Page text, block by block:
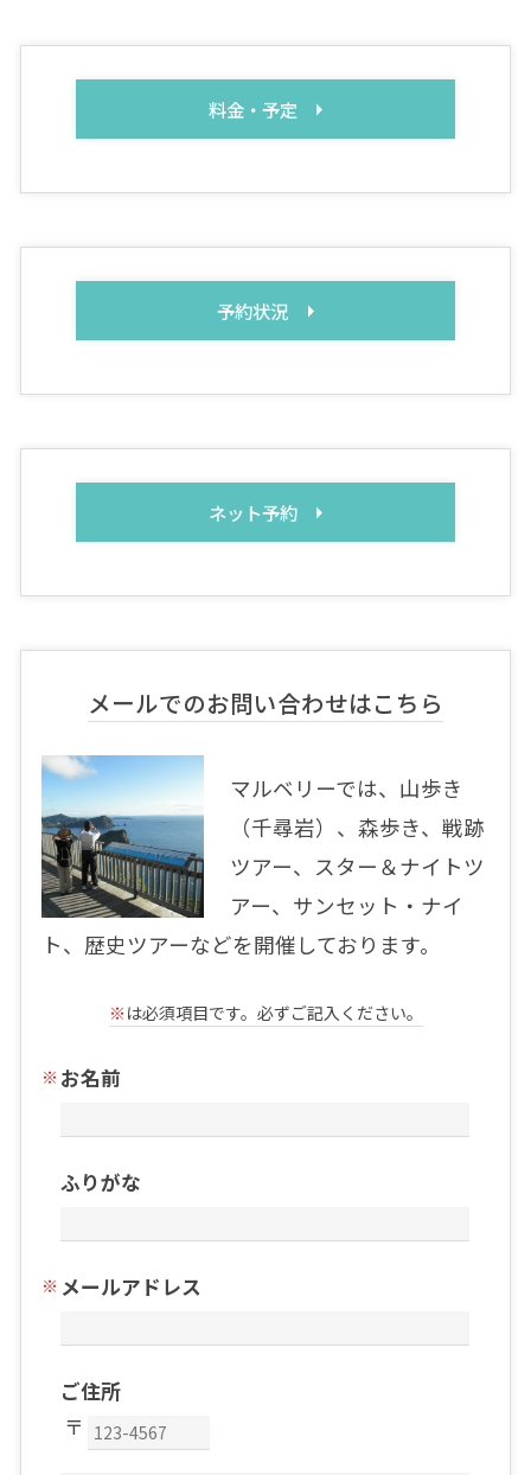
料金・予定
予約状況
ネット予約
メールでのお問い合わせはこちら
マルベリーでは、山歩き
（千尋岩）、森歩き、戦跡
ツアー、スター＆ナイトツ
アー、サンセット・ナイ
ト、歴史ツアーなどを開催しております。
※ は必須項目です。必ずご記入ください。
お名前
ふりがな
メールアドレス
ご住所